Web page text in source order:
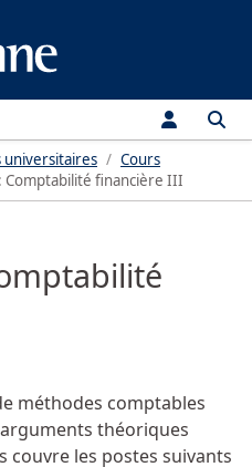
universitaires
Cours
Comptabilité financière III
méthodes comptables
théoriques
couvre les postes suivants